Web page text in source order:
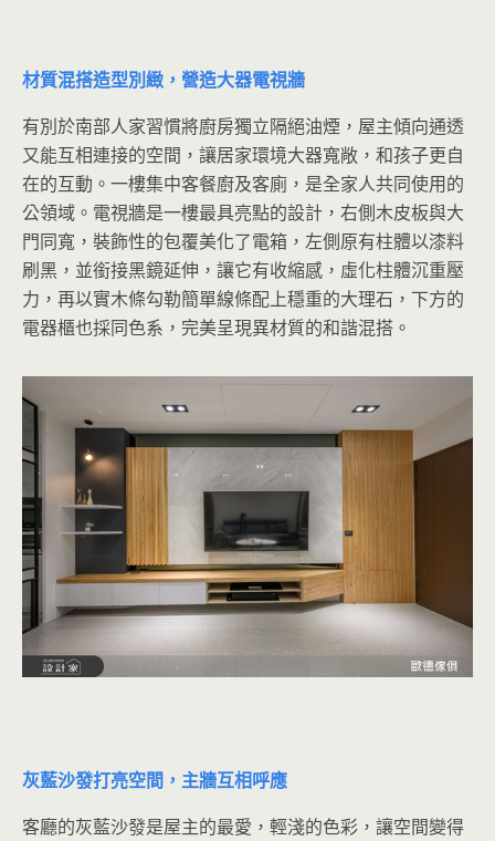
材質混搭造型別緻，營造大器電視牆
有別於南部人家習慣將廚房獨立隔絕油煙，屋主傾向通透
又能互相連接的空間，讓居家環境大器寬敞，和孩子更自
在的互動。一樓集中客餐廚及客廁，是全家人共同使用的
公領域。電視牆是一樓最具亮點的設計，右側木皮板與大
門同寬，裝飾性的包覆美化了電箱，左側原有柱體以漆料
刷黑，並銜接黑鏡延伸，讓它有收縮感，虛化柱體沉重壓
力，再以實木條勾勒簡單線條配上穩重的大理石，下方的
電器櫃也採同色系，完美呈現異材質的和諧混搭。
灰藍沙發打亮空間，主牆互相呼應
客廳的灰藍沙發是屋主的最愛，輕淺的色彩，讓空間變得